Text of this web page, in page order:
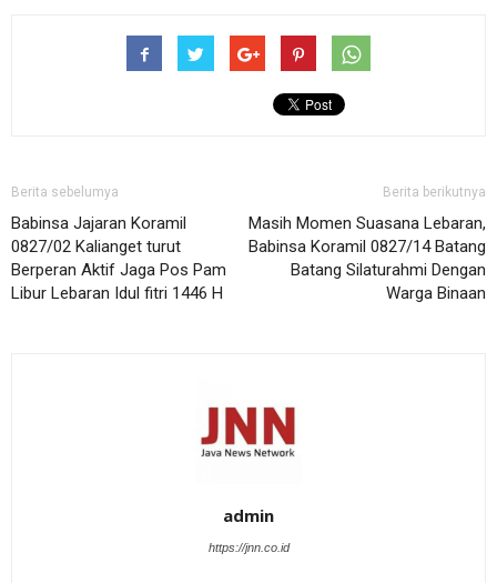
Berita sebelumya
Babinsa Jajaran Koramil
0827/02 Kalianget turut
Berperan Aktif Jaga Pos Pam
Libur Lebaran Idul fitri 1446 H
Berita berikutnya
Masih Momen Suasana Lebaran,
Babinsa Koramil 0827/14 Batang
Batang Silaturahmi Dengan
Warga Binaan
admin
https://jnn.co.id